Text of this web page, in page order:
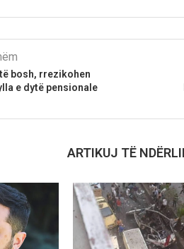
bosh, rrezikohen
e dytë pensionale
ARTIKUJ TË